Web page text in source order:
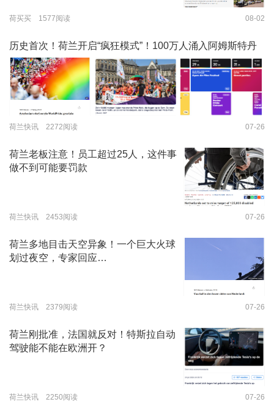
荷买买 1577阅读 08-02
历史首次！荷兰开启“疯狂模式”！100万人涌入阿姆斯特丹
荷兰快讯 2272阅读 07-26
荷兰老板注意！员工超过25人，这件事
做不到可能要罚款
荷兰快讯 2453阅读 07-26
荷兰多地目击天空异象！一个巨大火球
划过夜空，专家回应…
荷兰快讯 2379阅读 07-26
荷兰刚批准，法国就反对！特斯拉自动
驾驶能不能在欧洲开？
荷兰快讯 2250阅读 07-26